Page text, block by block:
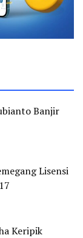
Banjir
Lisensi
Keripik